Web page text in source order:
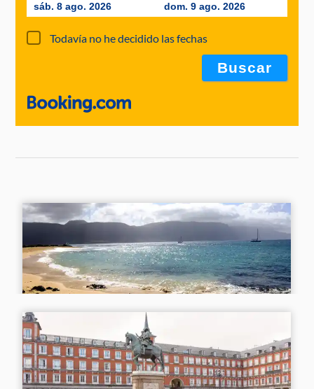
sáb. 8 ago. 2026 dom. 9 ago. 2026
Todavía no he decidido las fechas